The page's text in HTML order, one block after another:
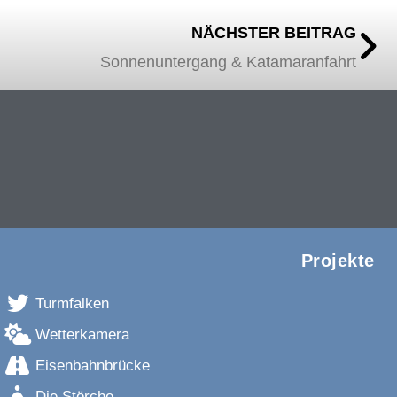
NÄCHSTER BEITRAG
Sonnenuntergang & Katamaranfahrt
Projekte
Turmfalken
Wetterkamera
Eisenbahnbrücke